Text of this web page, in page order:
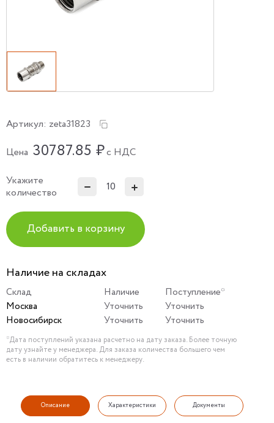
Артикул: zeta31823
Цена 30787.85 ₽с НДС
Укажите
количество
Добавить в корзину
Наличие на складах
Склад Наличие
Поступление*
Москва
Уточнить
Уточнить
Новосибирск
Уточнить Уточнить
*Дата поступлений указана расчетно на дату заказа. Более точную
дату узнайте у менеджера. Для заказа количества большего чем
есть в наличии обратитесь к менеджеру.
Описание Характеристики Документы